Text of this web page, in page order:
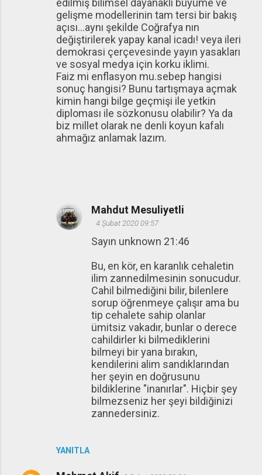
edilmiş bilimsel dayanaklı büyüme ve
gelişme modellerinin tam tersi bir bakış
açısı...aynı şekilde Coğrafya nın
değiştirilerek yapay kanal icadı! veya ileri
demokrasi çerçevesinde yayın yasakları
ve sosyal medya için korku iklimi.
Faiz mi enflasyon mu.sebep hangisi
sonuç hangisi? Bunu tartışmaya açmak
kimin hangi bilge geçmişi ile yetkin
diploması ile sözkonusu olabilir? Ya da
biz millet olarak ne denli koyun kafalı
ahmağız anlamak lazım.
YANITLA
Mahdut Mesuliyetli
4 Şubat 2020 09:57
Sayın unknown 21:46
Bu, en kör, en karanlık cehaletin
ilim zannedilmesinin sonucudur.
Cahil bilmediğini bilir, bilenlere
sorup öğrenmeye çalışır ama bu
tip cehalete sahip olanlar
ümitsiz vakadır, bunlar o derece
cahildirler ki bilmediklerini
bilmeyi bir yana bırakın,
kendilerini alim sandıklarından
her şeyin en doğrusunu
bildiklerine "inanırlar". Hiçbir şey
bilmezseniz her şeyi bildiğinizi
zannedersiniz.